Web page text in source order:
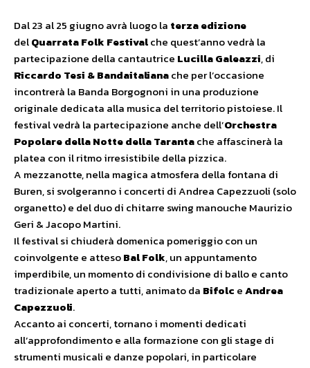
Dal 23 al 25 giugno avrà luogo la terza edizione
delQuarrata Folk Festivalche quest’anno vedrà la
partecipazione della cantautrice Lucilla Galeazzi, di
Riccardo Tesi & Bandaitalianache per l’occasione
incontrerà la Banda Borgognoni in una produzione
originale dedicata alla musica del territorio pistoiese. Il
festival vedrà la partecipazione anche dell’Orchestra
Popolare della Notte della Tarantache affascinerà la
platea con il ritmo irresistibile della pizzica.
A mezzanotte, nella magica atmosfera della fontana di
Buren, si svolgeranno i concerti di Andrea Capezzuoli (solo
organetto) e del duo di chitarre swing manouche Maurizio
Geri & Jacopo Martini.
Il festival si chiuderà domenica pomeriggio con un
coinvolgente e attesoBal Folk, un appuntamento
imperdibile, un momento di condivisione di ballo e canto
tradizionale aperto a tutti, animato da Bifolc eAndrea
Capezzuoli.
Accanto ai concerti, tornano i momenti dedicati
all’approfondimento e alla formazione con gli stage di
strumenti musicali e danze popolari, in particolare